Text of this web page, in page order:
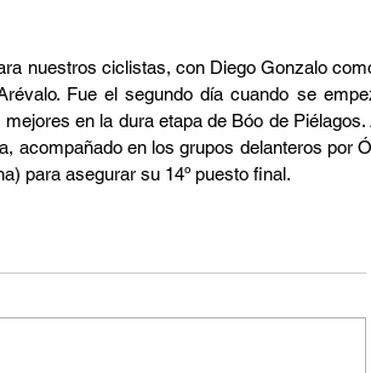
nuestros ciclistas, con Diego Gonzalo
Fue el segundo día cuando se
en la dura etapa de Bóo de
acompañado en los grupos delanteros por
para asegurar su 14º puesto final.